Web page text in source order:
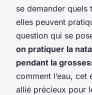
se demander quels
elles peuvent
question qui se
on pratiquer la
pendant la
comment l’eau,
allié précieux pour